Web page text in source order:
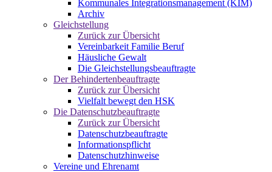
Kommunales Integrationsmanagement (KIM)
Archiv
Gleichstellung
Zurück zur Übersicht
Vereinbarkeit Familie Beruf
Häusliche Gewalt
Die Gleichstellungsbeauftragte
Der Behindertenbeauftragte
Zurück zur Übersicht
Vielfalt bewegt den HSK
Die Datenschutzbeauftragte
Zurück zur Übersicht
Datenschutzbeauftragte
Informationspflicht
Datenschutzhinweise
Vereine und Ehrenamt